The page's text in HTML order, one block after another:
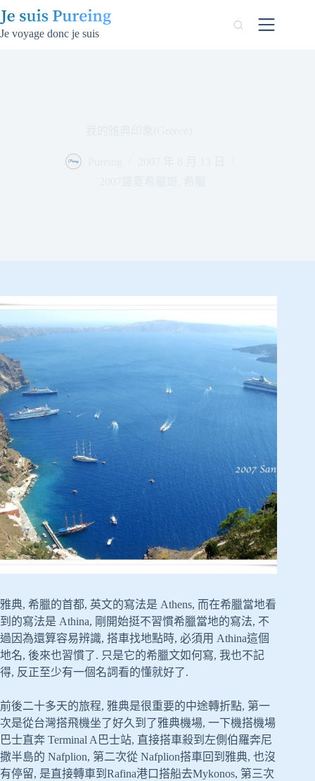
跳
至
Je voyage donc je suis
雅典, 希臘的首都, 英文的寫法是 Athens, 而在希臘當地看
到的寫法是 Athina, 剛開始挺不習慣希臘當地的寫法, 不
過因為還算容易辨識, 搭車找地點時, 必須用 Athina這個
地名, 後來也習慣了. 只是它的希臘文如何寫, 我也不記
得, 反正至少有一個名詞看的懂就好了.
前後二十多天的旅程, 雅典是很重要的中途轉折點, 第一
次是從台灣搭飛機坐了好久到了雅典機場, 一下機搭機場
巴士直奔 Terminal A巴士站, 直接搭車殺到左側伯羅奔尼
撒半島的 Nafplion, 第二次從 Nafplion搭車回到雅典, 也沒
有停留, 是直接轉車到Rafina港口搭船去Mykonos, 第三次